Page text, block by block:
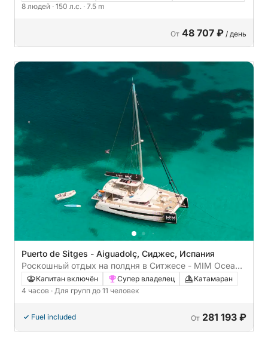
8 людей · 150 л.с. · 7.5 m
От 48 707 ₽ / день
Puerto de Sitges - Aiguadolç, Сиджес, Испания
Роскошный отдых на полдня в Ситжесе - MIM Ocean
Signature
Капитан включён Супер владелец
Катамаран
4 часов · Для групп до 11 человек
Fuel included От 281 193 ₽